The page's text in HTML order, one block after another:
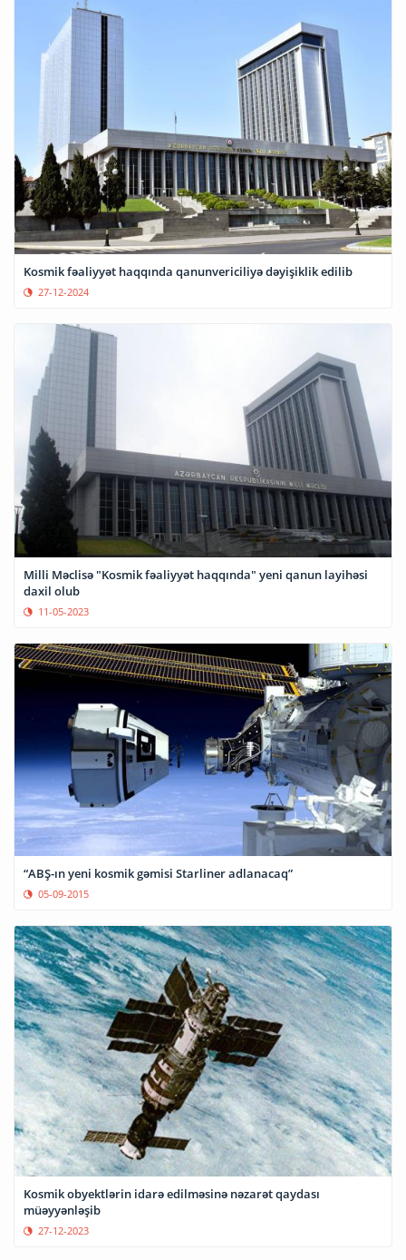
Kosmik fəaliyyət haqqında qanunvericiliyə dəyişiklik edilib
27-12-2024
Milli Məclisə "Kosmik fəaliyyət haqqında" yeni qanun layihəsi
daxil olub
11-05-2023
“ABŞ-ın yeni kosmik gəmisi Starliner adlanacaq”
05-09-2015
Kosmik obyektlərin idarə edilməsinə nəzarət qaydası
müəyyənləşib
27-12-2023